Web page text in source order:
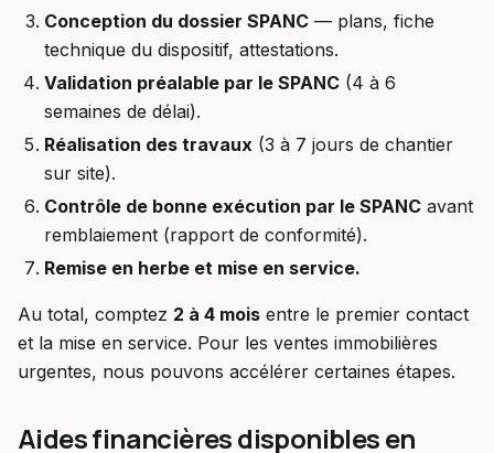
Conception du dossier SPANC — plans, fiche
technique du dispositif, attestations.
Validation préalable par le SPANC (4 à 6
semaines de délai).
Réalisation des travaux (3 à 7 jours de chantier
sur site).
Contrôle de bonne exécution par le SPANC avant
remblaiement (rapport de conformité).
Remise en herbe et mise en service.
Au total, comptez 2 à 4 mois entre le premier contact
et la mise en service. Pour les ventes immobilières
urgentes, nous pouvons accélérer certaines étapes.
Aides financières disponibles en